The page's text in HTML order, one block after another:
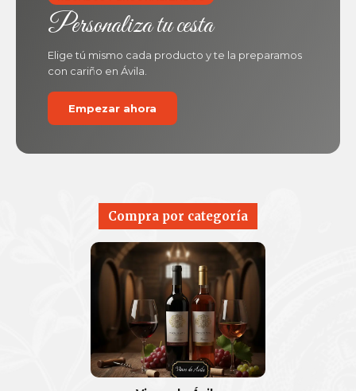
Personaliza tu cesta
Elige tú mismo cada producto y te la preparamos
con cariño en Ávila.
Empezar ahora
Compra por categoría